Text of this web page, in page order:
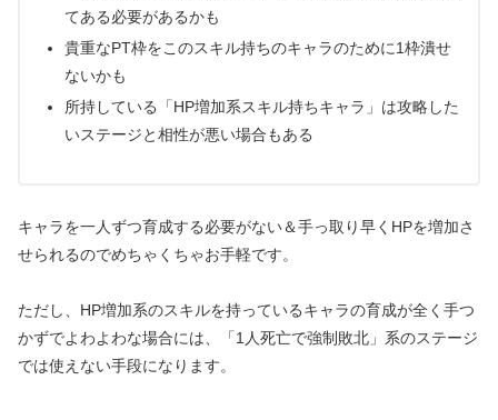
てある必要があるかも
貴重なPT枠をこのスキル持ちのキャラのために1枠潰せ
ないかも
所持している「HP増加系スキル持ちキャラ」は攻略した
いステージと相性が悪い場合もある
キャラを一人ずつ育成する必要がない＆手っ取り早くHPを増加さ
せられるのでめちゃくちゃお手軽です。
ただし、HP増加系のスキルを持っているキャラの育成が全く手つ
かずでよわよわな場合には、「1人死亡で強制敗北」系のステージ
では使えない手段になります。